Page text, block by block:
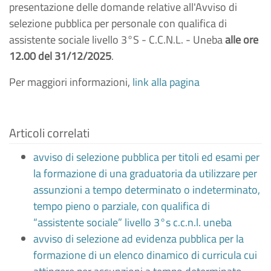
presentazione delle domande relative all'Avviso di
selezione pubblica per personale con qualifica di
assistente sociale livello 3°S - C.C.N.L. - Unebaalle ore
12.00 del 31/12/2025.
Per maggiori informazioni, link alla pagina
Articoli correlati
avviso di selezione pubblica per titoli ed esami per
la formazione di una graduatoria da utilizzare per
assunzioni a tempo determinato o indeterminato,
tempo pieno o parziale, con qualifica di
“assistente sociale” livello 3°s c.c.n.l. uneba
avviso di selezione ad evidenza pubblica per la
formazione di un elenco dinamico di curricula cui